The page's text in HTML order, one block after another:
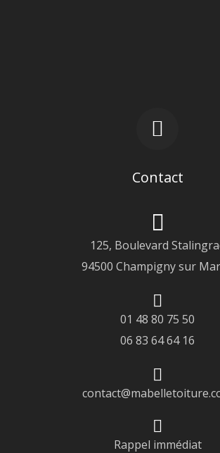
Contact
125, Boulevard
94500 Champigny sur
01 48 80 75 50
06 83 64 64 16
Rappel immédiat